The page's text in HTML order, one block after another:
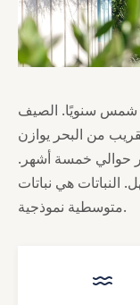
بأكثر من 3000 ساعة شمس سنويًا. الصيف
من البحر يوازن
حوالي خمسة أشهر.
النباتات هي نباتات
متوسطية نموذجية.